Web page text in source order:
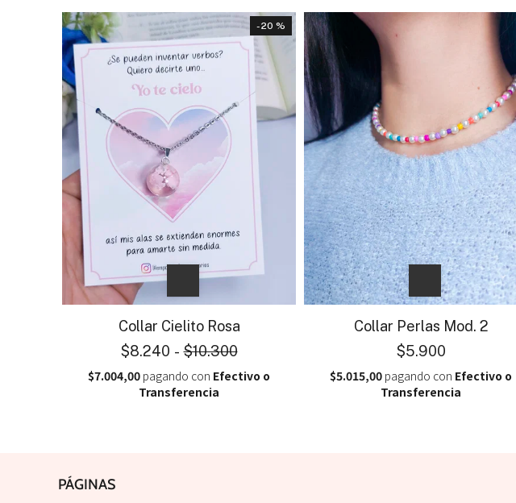
- 20 %
Collar Cielito Rosa
$8.240 - $10.300
$7.004,00 pagando con Efectivo o
Transferencia
Collar Perlas Mod. 2
$5.900
$5.015,00 pagando con Efectivo o
Transferencia
PÁGINAS